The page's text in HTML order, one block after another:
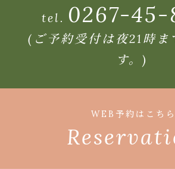
tel. 0267-45-
(ご予約受付は夜21時ま
す。)
WEB予約はこちら